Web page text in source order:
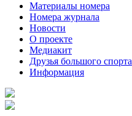
Материалы номера
Номера журнала
Новости
О проекте
Медиакит
Друзья большого спорта
Информация